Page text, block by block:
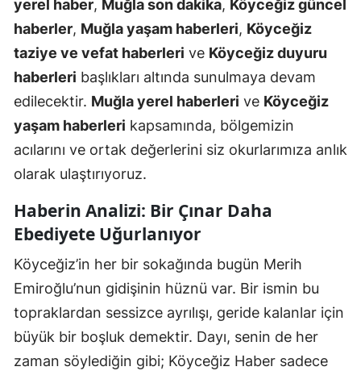
yerel haber, Muğla son dakika, Köyceğiz güncel
haberler, Muğla yaşam haberleri, Köyceğiz
taziye ve vefat haberleri ve Köyceğiz duyuru
haberleri başlıkları altında sunulmaya devam
edilecektir. Muğla yerel haberleri ve Köyceğiz
yaşam haberleri kapsamında, bölgemizin
acılarını ve ortak değerlerini siz okurlarımıza anlık
olarak ulaştırıyoruz.
Haberin Analizi: Bir Çınar Daha
Ebediyete Uğurlanıyor
Köyceğiz’in her bir sokağında bugün Merih
Emiroğlu’nun gidişinin hüznü var. Bir ismin bu
topraklardan sessizce ayrılışı, geride kalanlar için
büyük bir boşluk demektir. Dayı, senin de her
zaman söylediğin gibi; Köyceğiz Haber sadece